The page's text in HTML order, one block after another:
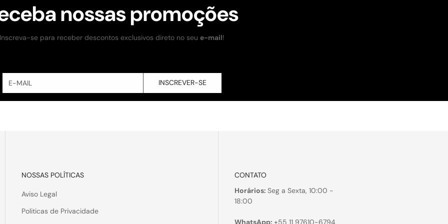
nossas promoções
Inscreva-se para receber descontos exclusivos direto no seu e-mail!
INSCREVER-SE
NOSSAS POLÍTICAS
Aviso Legal
Politicas de Privacidade
CONTATO
Horários:Seg a Sexta, 10:00 -
18:00
WhatsApp:+55 11 97610-6794